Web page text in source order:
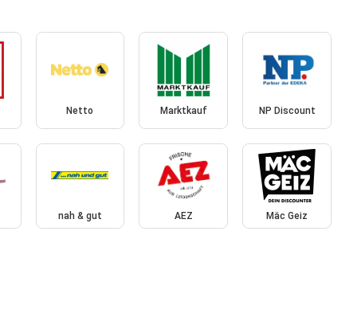
Netto Marktkauf NP Discount
nah & gut AEZ Mäc Geiz